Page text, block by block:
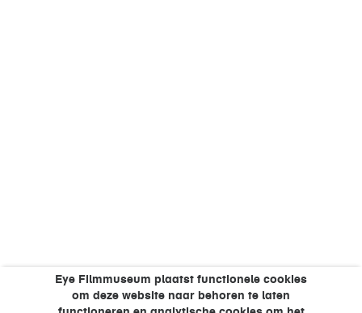
Eye Filmmuseum plaatst functionele cookies
om deze website naar behoren te laten